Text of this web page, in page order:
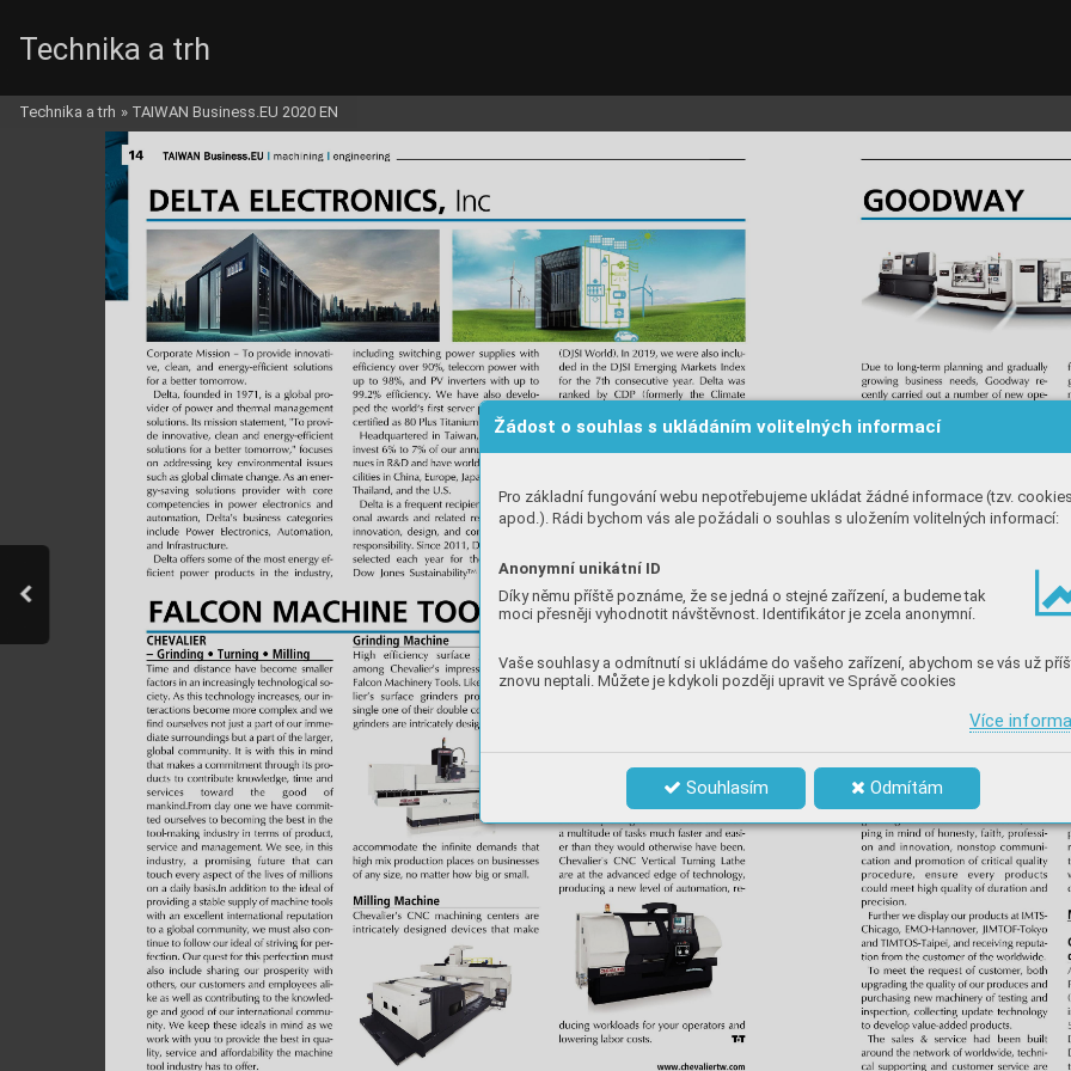
Žádost o souhlas s ukládáním volitelných informací
Pro základní fungování webu nepotřebujeme ukládat žádné informace (tzv.
apod.). Rádi bychom vás ale požádali o souhlas s uložením volitelných informací:
Anonymní unikátní ID
Díky němu příště poznáme, že se jedná o stejné zařízení, a budeme tak
moci přesněji vyhodnotit návštěvnost. Identifikátor je zcela anonymní.
Vaše souhlasy a odmítnutí si ukládáme do vašeho zařízení, abychom se vás už
znovu neptali. Můžete je kdykoli později upravit ve Správě cookies
Více
Souhlasím Odmítám
Technika a trh
Technika a trh » TAIWAN Business.EU 2020 EN